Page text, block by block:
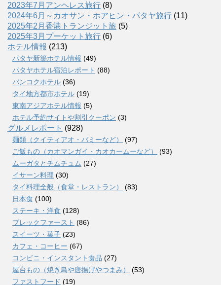
2023年7月アンヘレス旅行 (8)
2024年6月～カオサン・ホアヒン・パタヤ旅行 (11)
2025年2月香港トランジット旅 (5)
2025年3月プーケット旅行 (6)
ホテル情報 (213)
パタヤ新築ホテル情報 (49)
パタヤホテル宿泊レポート (88)
バンコクホテル (36)
タイ地方都市ホテル (19)
東南アジアホテル情報 (5)
ホテル予約サイトや割引クーポン (3)
グルメレポート (928)
麺類（クイティアオ・バミーなど）
(97)
ご飯もの（カオマンガイ・カオカームーなど）
(93)
ムーガタとチムチュム (27)
イサーン料理 (30)
タイ料理全般（食堂・レストラン）
(83)
日本食 (100)
ステーキ・洋食 (128)
ブレックファースト (86)
スイーツ・菓子 (23)
カフェ・コーヒー (67)
コンビニ・インスタント食品 (27)
屋台もの（焼き鳥や唐揚げやつまみ）
(53)
ファストフード (19)